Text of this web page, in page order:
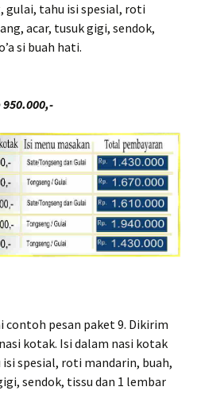
tahu isi spesial, roti
acar, tusuk gigi, sendok,
si buah hati.
contoh pesan paket 9. Dikirim
kotak. Isi dalam nasi kotak
spesial, roti mandarin, buah,
sendok, tissu dan 1 lembar